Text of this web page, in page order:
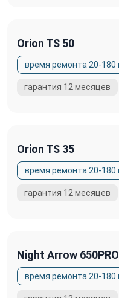
Orion TS 50
Orion TS 35
Night Arrow 650PRO